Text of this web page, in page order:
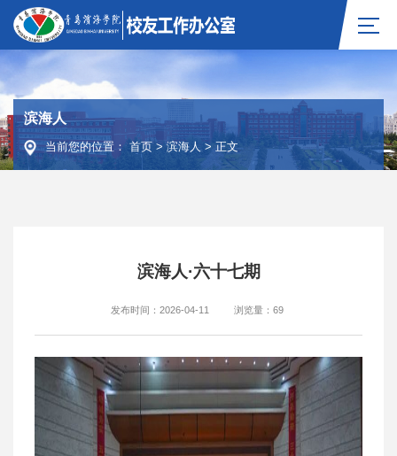
滨海人
当前您的位置：首页>滨海人 >正文
滨海人·六十七期
发布时间：2026-04-11 浏览量： 69